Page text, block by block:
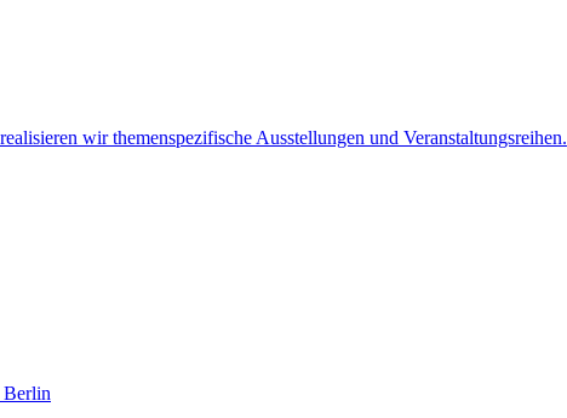
wir themenspezifische Ausstellungen und Veranstaltungsreihen.